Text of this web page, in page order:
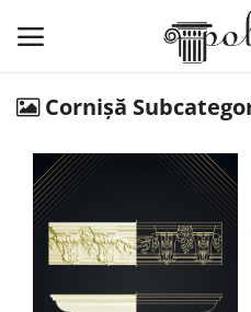
lista de dorințe
Contact
Cornișă